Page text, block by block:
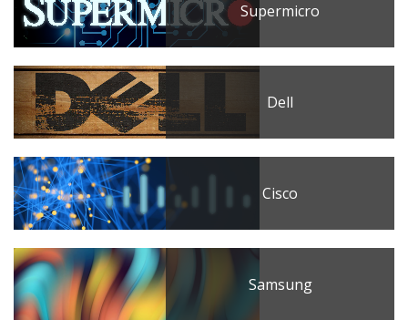
Supermicro
Dell
Cisco
Samsung